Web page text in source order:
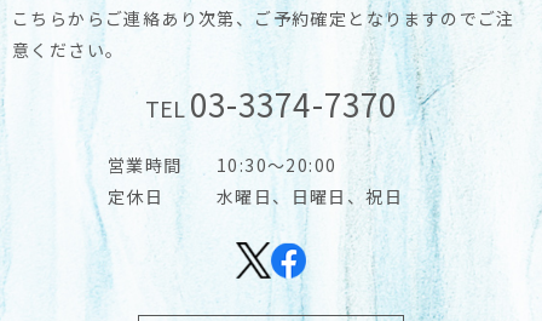
こちらからご連絡あり次第、ご予約確定となりますのでご注
意ください。
TEL03-3374-7370
営業時間
10:30～20:00
定休日
水曜日、日曜日、祝日